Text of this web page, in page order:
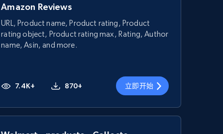
Amazon Reviews
URL, Product name, Product rating, Product
rating object, Product rating max, Rating, Author
name, Asin, and more.
7.4K+ 870+ 立即开始